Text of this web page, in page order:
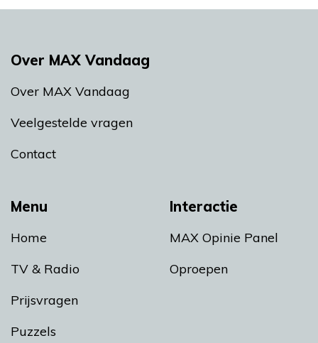
Menu
Home
TV & Radio
Prijsvragen
Puzzels
Interactie
MAX Opinie Panel
Oproepen
Over MAX Vandaag
Over MAX Vandaag
Veelgestelde vragen
Contact